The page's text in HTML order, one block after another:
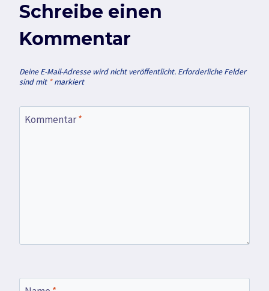
Schreibe einen
Kommentar
Deine E-Mail-Adresse wird nicht veröffentlicht. Erforderliche Felder
sind mit *markiert
Kommentar*